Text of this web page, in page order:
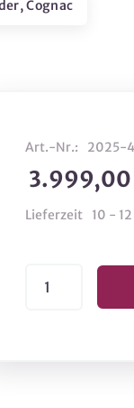
Cognac
Art.-Nr.: 2025-
3.999,00
Lieferzeit 10 -